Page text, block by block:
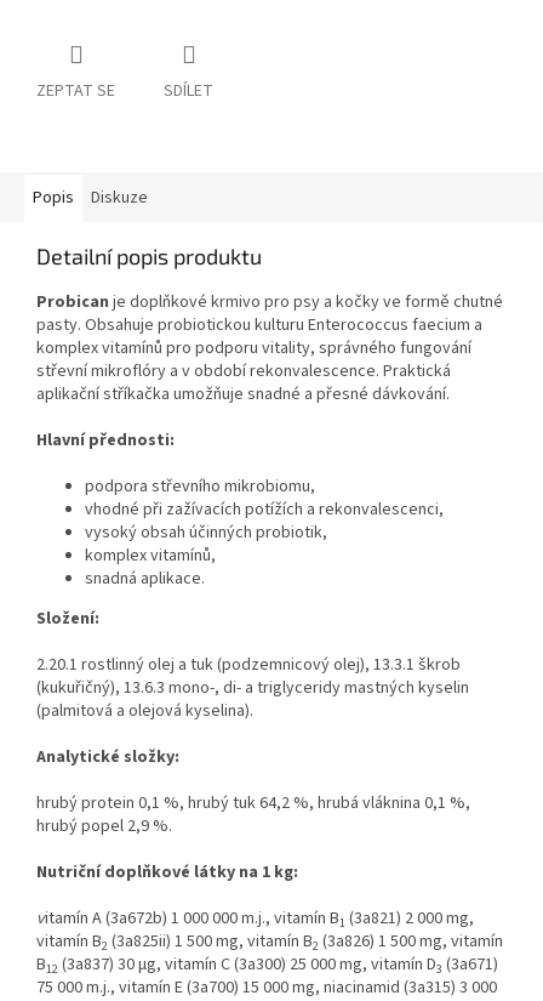
ZEPTAT SE SDÍLET
Popis Diskuze
Detailní popis produktu
Probican je doplňkové krmivo pro psy a kočky ve formě chutné
pasty. Obsahuje probiotickou kulturu Enterococcus faecium a
komplex vitamínů pro podporu vitality, správného fungování
střevní mikroflóry a v období rekonvalescence. Praktická
aplikační stříkačka umožňuje snadné a přesné dávkování.
Hlavní přednosti:
podpora střevního mikrobiomu,
vhodné při zažívacích potížích a rekonvalescenci,
vysoký obsah účinných probiotik,
komplex vitamínů,
snadná aplikace.
Složení:
2.20.1 rostlinný olej a tuk (podzemnicový olej), 13.3.1 škrob
(kukuřičný), 13.6.3 mono-, di- a triglyceridy mastných kyselin
(palmitová a olejová kyselina).
Analytické složky:
hrubý protein 0,1 %, hrubý tuk 64,2 %, hrubá vláknina 0,1 %,
hrubý popel 2,9 %.
Nutriční doplňkové látky na 1 kg:
vitamín A (3a672b) 1 000 000 m.j., vitamín B1 (3a821) 2 000 mg,
vitamín B2 (3a825ii) 1 500 mg, vitamín B2 (3a826) 1 500 mg, vitamín
B12 (3a837) 30 μg, vitamín C (3a300) 25 000 mg, vitamín D3 (3a671)
75 000 m.j., vitamín E (3a700) 15 000 mg, niacinamid (3a315) 3 000